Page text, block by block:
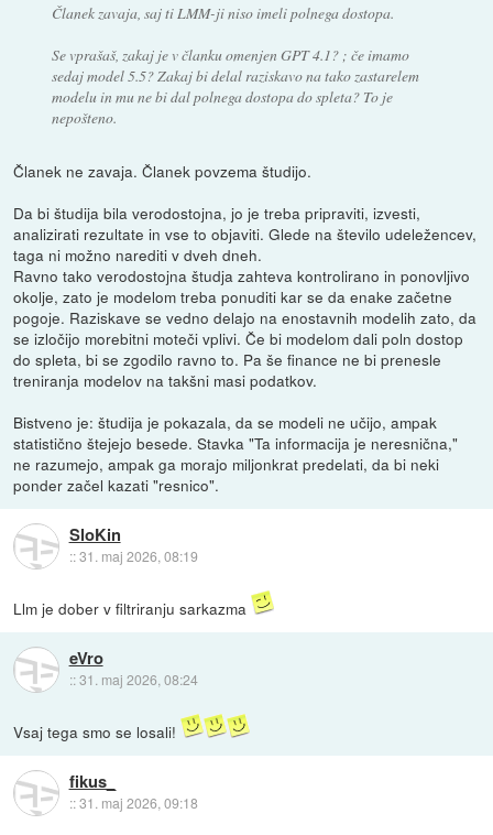
Članek zavaja, saj ti LMM-ji niso imeli polnega dostopa.
Se vprašaš, zakaj je v članku omenjen GPT 4.1? ; če imamo
sedaj model 5.5? Zakaj bi delal raziskavo na tako zastarelem
modelu in mu ne bi dal polnega dostopa do spleta? To je
nepošteno.
Članek ne zavaja. Članek povzema študijo.
Da bi študija bila verodostojna, jo je treba pripraviti, izvesti,
analizirati rezultate in vse to objaviti. Glede na število udeležencev,
taga ni možno narediti v dveh dneh.
Ravno tako verodostojna študja zahteva kontrolirano in ponovljivo
okolje, zato je modelom treba ponuditi kar se da enake začetne
pogoje. Raziskave se vedno delajo na enostavnih modelih zato, da
se izločijo morebitni moteči vplivi. Če bi modelom dali poln dostop
do spleta, bi se zgodilo ravno to. Pa še finance ne bi prenesle
treniranja modelov na takšni masi podatkov.
Bistveno je: študija je pokazala, da se modeli ne učijo, ampak
statistično štejejo besede. Stavka "Ta informacija je neresnična,"
ne razumejo, ampak ga morajo miljonkrat predelati, da bi neki
ponder začel kazati "resnico".
SloKin
::31. maj 2026, 08:19
Llm je dober v filtriranju sarkazma
eVro
::31. maj 2026, 08:24
Vsaj tega smo se losali!
fikus_
::31. maj 2026, 09:18